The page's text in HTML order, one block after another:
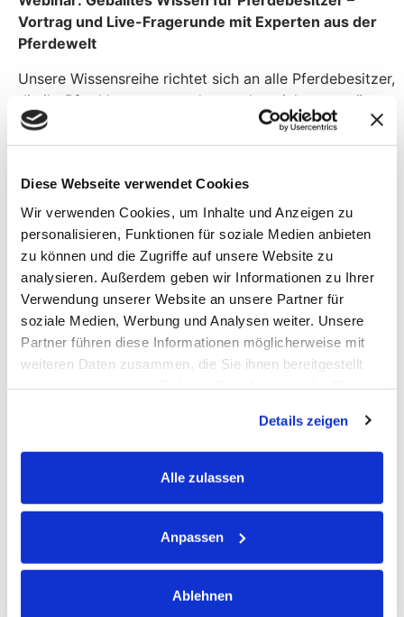
Diese Webseite verwendet Cookies
Wir verwenden Cookies, um Inhalte und Anzeigen zu
personalisieren, Funktionen für soziale Medien anbieten
zu können und die Zugriffe auf unsere Website zu
analysieren. Außerdem geben wir Informationen zu Ihrer
Verwendung unserer Website an unsere Partner für
soziale Medien, Werbung und Analysen weiter. Unsere
Partner führen diese Informationen möglicherweise mit
weiteren Daten zusammen, die Sie ihnen bereitgestellt
Details zeigen
Alle zulassen
Anpassen
Ablehnen
Vortrag und Live-Fragerunde mit Experten aus der
Pferdewelt
Unsere Wissensreihe richtet sich an alle Pferdebesitzer,
die ihr Pferd besser verstehen und gezielt unterstützen
möchten.
Hier erhältst du wertvolle Einblicke und praktische
Besser verstehen:Lerne, die Bedürfnisse deines
Pferdes zu erkennen und besser darauf einzugehen.
Praxisnahe Tipps:Erfahre, wie du typische
Herausforderungen im Stallalltag meistern kannst.
Fragen klären: Erhalte Antworten auf deine Fragen –
direkt von Experten.
Einfach und flexibel:Nimm bequem von zu Hause oder
Flexibel und einfach: Vorträge und Fragerunden
bequem von zu Hause oder unterwegs.
Vortrag:Ab dem 25. Mai 2026 als Aufzeichnung